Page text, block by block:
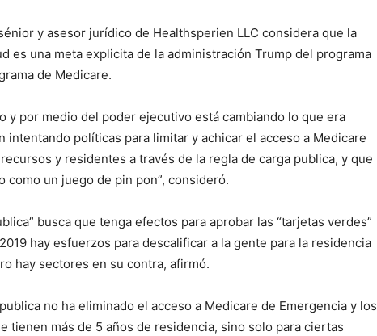
y asesor jurídico de Healthsperien LLC considera que la
es una meta explicita de la administración Trump del programa
de Medicare.
y por medio del poder ejecutivo está cambiando lo que era
intentando políticas para limitar y achicar el acceso a Medicare
y residentes a través de la regla de carga publica, y que
como un juego de pin pon”, consideró.
busca que tenga efectos para aprobar las “tarjetas verdes”
hay esfuerzos para descalificar a la gente para la residencia
hay sectores en su contra, afirmó.
no ha eliminado el acceso a Medicare de Emergencia y los
tienen más de 5 años de residencia, sino solo para ciertas